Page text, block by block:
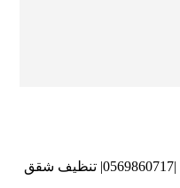
|0569860717| تنظيف شقق